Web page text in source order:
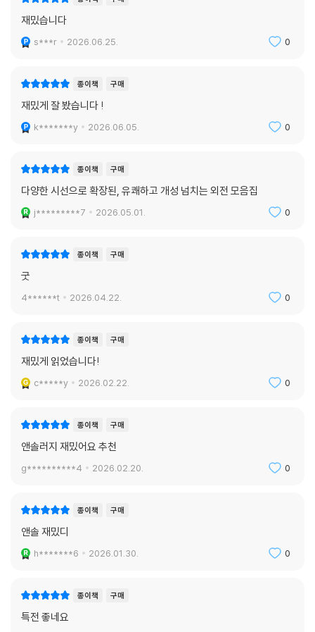
재밌습니다
s***r 2026.06.25. 0
종이책 구매
재밌게 잘 봤습니다 !
k*******y 2026.06.05. 0
종이책 구매
다양한 시선으로 확장된, 유쾌하고 개성 넘치는 외전 모음집
j*********7 2026.05.01. 0
종이책 구매
굿
4******t 2026.04.22. 0
종이책 구매
재밌게 읽었습니다!
c*****y 2026.02.22. 0
종이책 구매
앤솔러지 재밌어요 추천
g**********4 2026.02.20. 0
종이책 구매
앤솔 재밌디
h*******6 2026.01.30. 0
종이책 구매
특전 좋네요